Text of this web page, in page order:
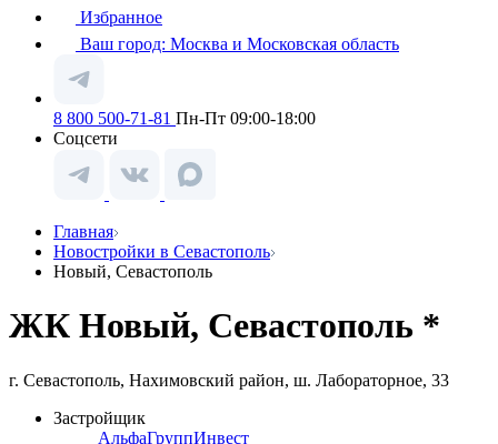
Избранное
Ваш город: Москва и Московская область
8 800 500-71-81 Пн-Пт 09:00-18:00
Соцсети
Главная
Новостройки в Севастополь
Новый, Севастополь
ЖК Новый, Севастополь *
г. Севастополь, Нахимовский район, ш. Лабораторное, 33
Застройщик
АльфаГруппИнвест